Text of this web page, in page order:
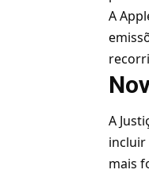
A
A
incluir
mais